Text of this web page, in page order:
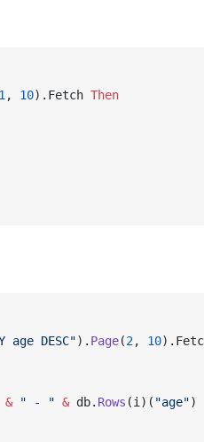
1 , 10).Fetch Then
age DESC"). Page(2, 10
& " - " & db. Rows (i)( "age")